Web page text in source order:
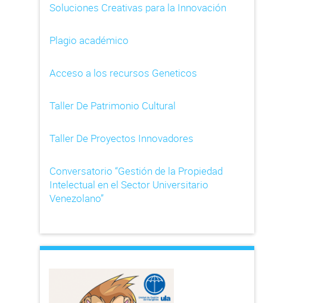
Soluciones Creativas para la Innovación
Plagio académico
Acceso a los recursos Geneticos
Taller De Patrimonio Cultural
Taller De Proyectos Innovadores
Conversatorio “Gestión de la Propiedad
Intelectual en el Sector Universitario
Venezolano”